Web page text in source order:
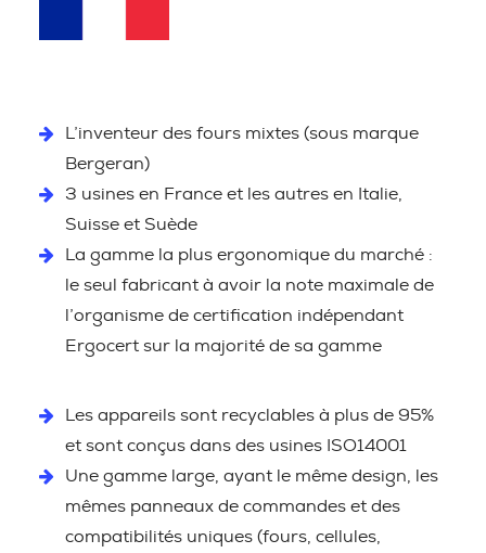
L’inventeur des fours mixtes (sous marque
Bergeran)
3 usines en France et les autres en Italie,
Suisse et Suède
La gamme la plus ergonomique du marché :
le seul fabricant à avoir la note maximale de
l’organisme de certification indépendant
Ergocert sur la majorité de sa gamme
Les appareils sont recyclables à plus de 95%
et sont conçus dans des usines ISO14001
Une gamme large, ayant le même design, les
mêmes panneaux de commandes et des
compatibilités uniques (fours, cellules,